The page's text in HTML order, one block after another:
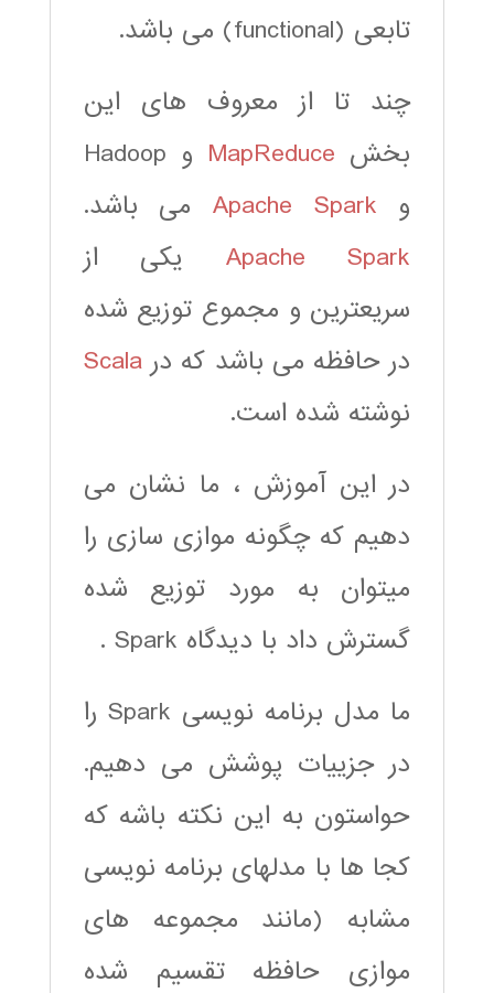
تابعی (functional) می باشد.
چند تا از معروف های این
بخش MapReduce
و Hadoop
و Apache Sparkمی باشد.
Apache Spark یکی از
سریعترین و مجموع توزیع شده
در حافظه می باشد که درScala
نوشته شده است.
در این آموزش ، ما نشان می
دهیم که چگونه موازی سازی را
میتوان به مورد توزیع شده
گسترش داد با دیدگاه Spark .
ما مدل برنامه نویسی Spark را
در جزییات پوشش می دهیم.
حواستون به این نکته باشه که
کجا ها با مدلهای برنامه نویسی
مشابه (مانند مجموعه های
موازی حافظه تقسیم شده